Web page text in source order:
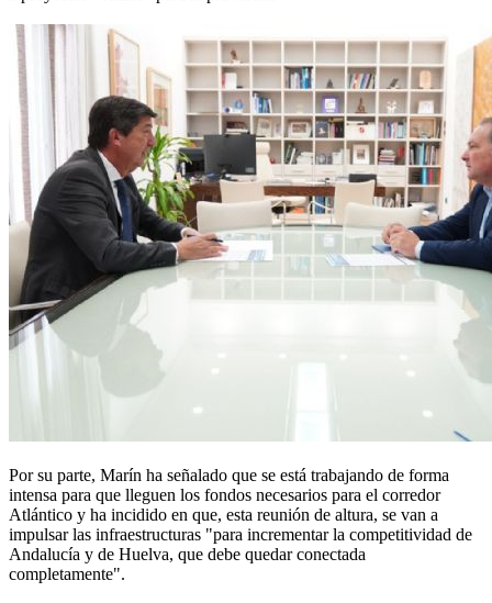
Por su parte, Marín ha señalado que se está trabajando de forma
intensa para que lleguen los fondos necesarios para el corredor
Atlántico y ha incidido en que, esta reunión de altura, se van a
impulsar las infraestructuras "para incrementar la competitividad de
Andalucía y de Huelva, que debe quedar conectada
completamente".